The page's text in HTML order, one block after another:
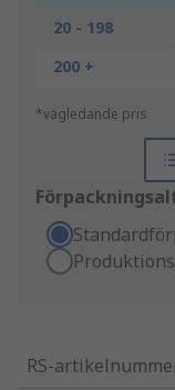
20 - 198
200 +
*vägledande pris
RS-